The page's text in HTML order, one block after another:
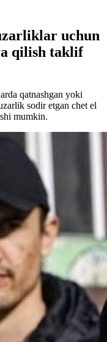
uchun
qilish taklif
qatnashgan yoki
sodir etgan chet el
mumkin.